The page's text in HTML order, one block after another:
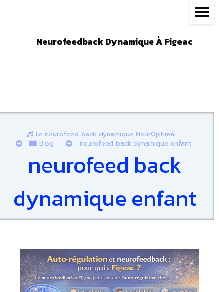
Neurofeedback Dynamique À Figeac
Le neurofeed back dynamique NeurOptimal
Blog
neurofeed back dynamique enfant
neurofeed back
dynamique enfant